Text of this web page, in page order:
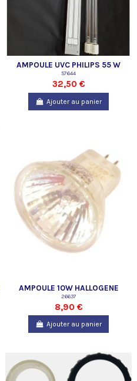
AMPOULE UVC PHILIPS 55 W
PREMIER PRIX
57644
32,50 €
Ajouter au panier
AMPOULE 10W HALLOGENE
26637
8,90 €
Ajouter au panier